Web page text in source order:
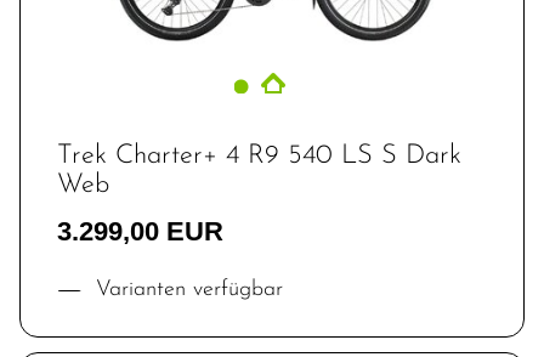
Trek Charter+ 4 R9 540 LS S Dark
Web
3.299,00 EUR
Varianten verfügbar